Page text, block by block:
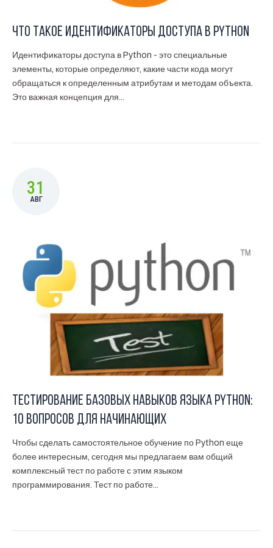
Что такое идентификаторы доступа в Python
Идентификаторы доступа в Python - это специальные
элементы, которые определяют, какие части кода могут
обращаться к определенным атрибутам и методам объекта.
Это важная концепция для...
31
АВГ
Тестирование базовых навыков языка Python:
10 вопросов для начинающих
Чтобы сделать самостоятельное обучение по Python еще
более интересным, сегодня мы предлагаем вам общий
комплексный тест по работе с этим языком
программирования. Тест по работе...